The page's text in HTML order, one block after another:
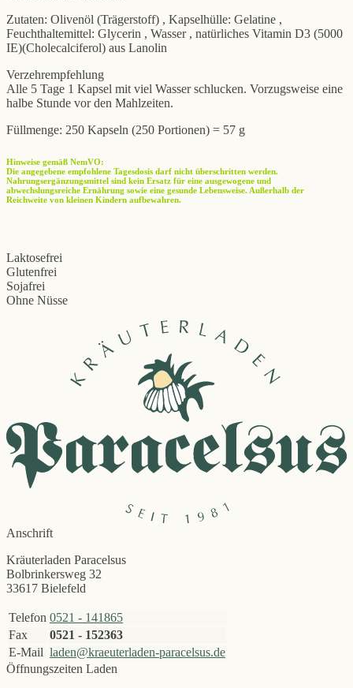
Zutaten: Olivenöl (Trägerstoff) , Kapselhülle: Gelatine ,
Feuchthaltemittel: Glycerin , Wasser , natürliches Vitamin D3 (5000
IE)(Cholecalciferol) aus Lanolin
Verzehrempfehlung
Alle 5 Tage 1 Kapsel mit viel Wasser schlucken. Vorzugsweise eine
halbe Stunde vor den Mahlzeiten.
Füllmenge: 250 Kapseln (250 Portionen) = 57 g
Hinweise gemäß NemVO:
Die angegebene empfohlene Tagesdosis darf nicht überschritten werden.
Nahrungsergänzungsmittel sind kein Ersatz für eine ausgewogene und
abwechslungsreiche Ernährung sowie eine gesunde Lebensweise. Außerhalb der
Reichweite von kleinen Kindern aufbewahren.
Laktosefrei
Glutenfrei
Sojafrei
Ohne Nüsse
Anschrift
Kräuterladen Paracelsus
Bolbrinkersweg 32
33617 Bielefeld
Telefon 0521 - 141865
Fax
0521 - 152363
E-Mail laden@kraeuterladen-paracelsus.de
Öffnungszeiten Laden